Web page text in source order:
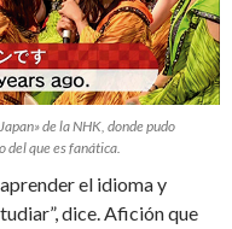
de la NHK, donde pudo
del que es fanática.
el idioma y
dice. Afición que